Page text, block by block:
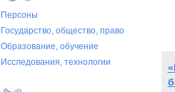
Персоны
Государство, общество, право
Образование, обучение
Исследования, технологии